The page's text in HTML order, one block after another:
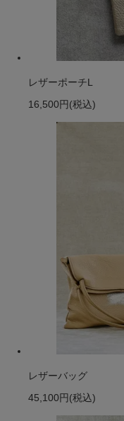
レザーポーチL
16,500円 (税込)
レザーバッグ
45,100円 (税込)